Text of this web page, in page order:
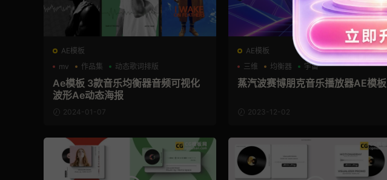
AE模板
mv
作品集 动态歌词排版
Ae模板 3款音乐均衡器音频可视化
波形Ae动态海报
2024-01-07
AE模板
三维
均衡器 宇宙
蒸汽波赛博朋克音乐播放器AE模板
2023-12-02